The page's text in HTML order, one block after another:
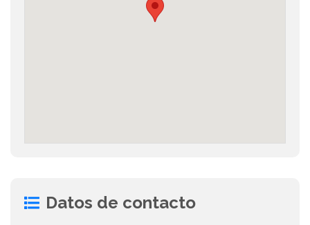
Datos de contacto